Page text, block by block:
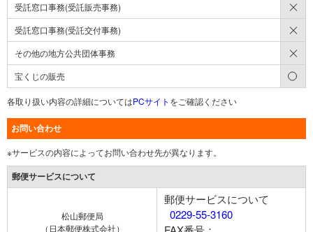
受託窓口事務(受託販売事務)
受託窓口事務(受託交付事務)
その他の地方公共団体事務
宝くじの販売
各取り扱い内容の詳細についてはPCサイト をご確認ください
お問い合わせ
※サービスの内容によってお問い合わせ先が異なります。
郵便サービスについて
松山郵便局
（日本郵便株式会社）
郵便サービスについて
0229-55-3160